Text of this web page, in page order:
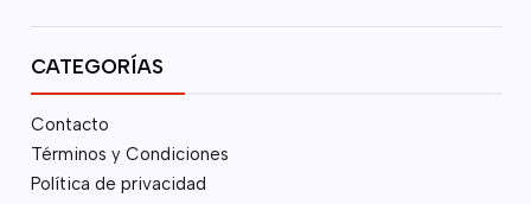
CATEGORÍAS
Contacto
Términos y Condiciones
Política de privacidad